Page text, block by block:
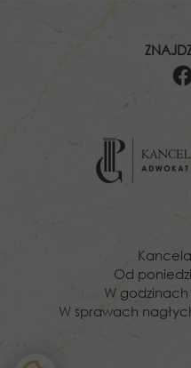
Od
W godzinach
W sprawach